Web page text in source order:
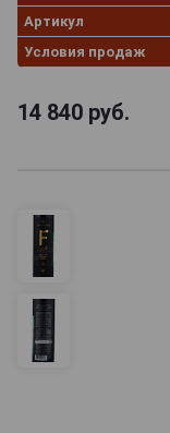
Артикул
Условия продаж
14 840 руб.